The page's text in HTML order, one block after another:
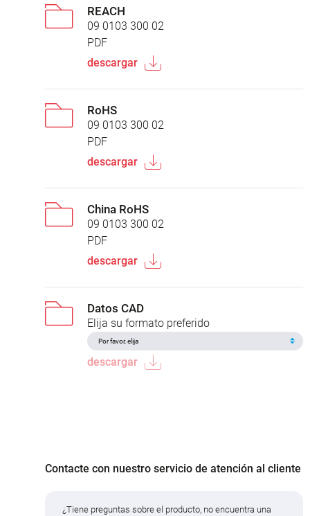
REACH
09 0103 300 02
PDF
descargar
RoHS
09 0103 300 02
PDF
descargar
China RoHS
09 0103 300 02
PDF
descargar
Datos CAD
Elija su formato preferido
descargar
Contacte con nuestro servicio de atención al cliente
¿Tiene preguntas sobre el producto, no encuentra una